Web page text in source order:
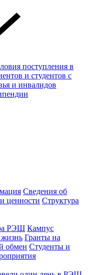
поступления в
и студентов с
и инвалидов
Сведения об
ценности Структура
РЭШ Кампус
жизнь Гранты на
обмен Студенты и